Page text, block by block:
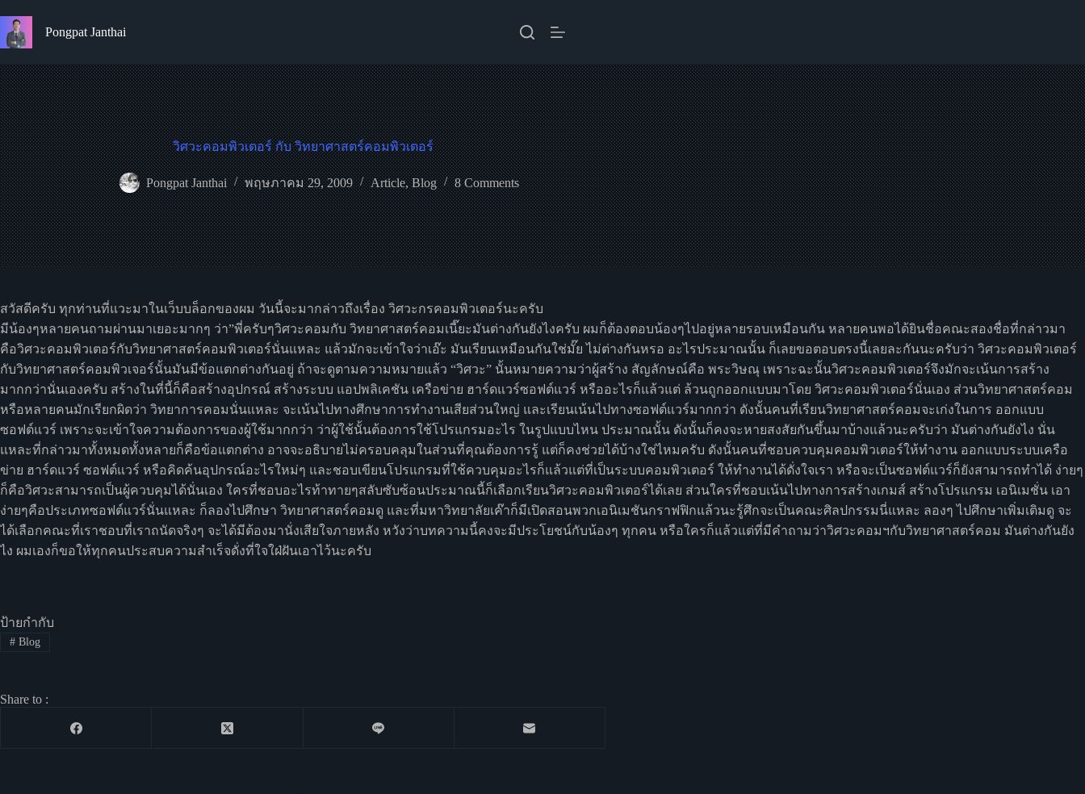
to
content
Pongpat Janthai
วิศวะคอมพิวเตอร์ กับ วิทยาศาสตร์คอมพิวเตอร์
Pongpat Janthai พฤษภาคม 29, 2009 Article,Blog 8 Comments
สวัสดีครับ ทุกท่านที่แวะมาในเว็บบล็อกของผม วันนี้จะมากล่าวถึงเรื่อง วิศวะกรคอมพิวเตอร์นะครับ
มีน้องๆหลายคนถามผ่านมาเยอะมากๆ ว่า”พี่ครับๆวิศวะคอมกับ วิทยาศาสตร์คอมเนี๊ยะมันต่างกันยังไงครับ ผมก็ต้องตอบน้องๆไปอยู่หลายรอบเหมือนกัน หลายคนพอได้ยินชื่อคณะสองชื่อที่กล่าวมา
คือวิศวะคอมพิวเตอร์กับวิทยาศาสตร์คอมพิวเตอร์นั่นแหละ แล้วมักจะเข้าใจว่าเอ๊ะ มันเรียนเหมือนกันใช่มั๊ย ไม่ต่างกันหรอ อะไรประมาณนั้น ก็เลยขอตอบตรงนี้เลยละกันนะครับว่า วิศวะคอมพิวเตอร์
กับวิทยาศาสตร์คอมพิวเจอร์นั้นมันมีข้อแตกต่างกันอยู่ ถ้าจะดูตามความหมายแล้ว “วิศวะ” นั้นหมายความว่าผู้สร้าง สัญลักษณ์คือ พระวิษณุ เพราะฉะนั้นวิศวะคอมพิวเตอร์จึงมักจะเน้นการสร้าง
มากกว่านั่นเองครับ สร้างในที่นี้ก็คือสร้างอุปกรณ์ สร้างระบบ แอปพลิเคชัน เครือข่าย ฮาร์ดแวร์ซอฟต์แวร์ หรืออะไรก็แล้วแต่ ล้วนถูกออกแบบมาโดย วิศวะคอมพิวเตอร์นั่นเอง ส่วนวิทยาศาสตร์คอม
หรือหลายคนมักเรียกผิดว่า วิทยาการคอมนั่นแหละ จะเน้นไปทางศึกษาการทำงานเสียส่วนใหญ่ และเรียนเน้นไปทางซอฟต์แวร์มากกว่า ดังนั้นคนที่เรียนวิทยาศาสตร์คอมจะเก่งในการ ออกแบบ
ซอฟต์แวร์ เพราะจะเข้าใจความต้องการของผู้ใช้มากกว่า ว่าผู้ใช้นั้นต้องการใช้โปรแกรมอะไร ในรูปแบบไหน ประมาณนั้น ดังนั้นก็คงจะหายสงสัยกันขึ้นมาบ้างแล้วนะครับว่า มันต่างกันยังไง นั่น
แหละที่กล่าวมาทั้งหมดทั้งหลายก็คือข้อแตกต่าง อาจจะอธิบายไม่ครอบคลุมในส่วนที่คุณต้องการรู้ แต่ก็คงช่วยได้บ้างใช่ไหมครับ ดังนั้นคนที่ชอบควบคุมคอมพิวเตอร์ให้ทำงาน ออกแบบระบบเครือ
ข่าย ฮาร์ดแวร์ ซอฟต์แวร์ หรือคิดค้นอุปกรณ์อะไรใหม่ๆ และชอบเขียนโปรแกรมที่ใช้ควบคุมอะไรก็แล้วแต่ที่เป็นระบบคอมพิวเตอร์ ให้ทำงานได้ดั่งใจเรา หรือจะเป็นซอฟต์แวร์ก็ยังสามารถทำได้ ง่ายๆ
ก็คือวิศวะสามารถเป็นผู้ควบคุมได้นั่นเอง ใครที่ชอบอะไรท้าทายๆสลับซับซ้อนประมาณนี้ก็เลือกเรียนวิศวะคอมพิวเตอร์ได้เลย ส่วนใครที่ชอบเน้นไปทางการสร้างเกมส์ สร้างโปรแกรม เอนิเมชั่น เอา
ง่ายๆคือประเภทซอฟต์แวร์นั่นแหละ ก็ลองไปศึกษา วิทยาศาสตร์คอมดู และที่มหาวิทยาลัยเค๊าก็มีเปิดสอนพวกเอนิเมชันกราฟฟิกแล้วนะรู้ศึกจะเป็นคณะศิลปกรรมนี่แหละ ลองๆ ไปศึกษาเพิ่มเติมดู จะ
ได้เลือกคณะที่เราชอบที่เราถนัดจริงๆ จะได้มีต้องมานั่งเสียใจภายหลัง หวังว่าบทความนี้คงจะมีประโยชน์กับน้องๆ ทุกคน หรือใครก็แล้วแต่ที่มีคำถามว่าวิศวะคอมฯกับวิทยาศาสตร์คอม มันต่างกันยัง
ไง ผมเองก็ขอให้ทุกคนประสบความสำเร็จดั่งที่ใจใฝ่ฝันเอาไว้นะครับ
ป้ายกำกับ
#Blog
Share to :